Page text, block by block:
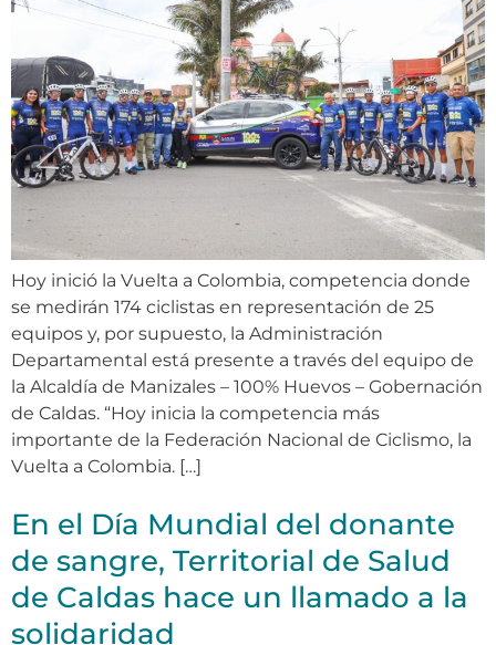
Hoy inició la Vuelta a Colombia, competencia donde
se medirán 174 ciclistas en representación de 25
equipos y, por supuesto, la Administración
Departamental está presente a través del equipo de
la Alcaldía de Manizales – 100% Huevos – Gobernación
de Caldas. “Hoy inicia la competencia más
importante de la Federación Nacional de Ciclismo, la
Vuelta a Colombia. […]
En el Día Mundial del donante
de sangre, Territorial de Salud
de Caldas hace un llamado a la
solidaridad